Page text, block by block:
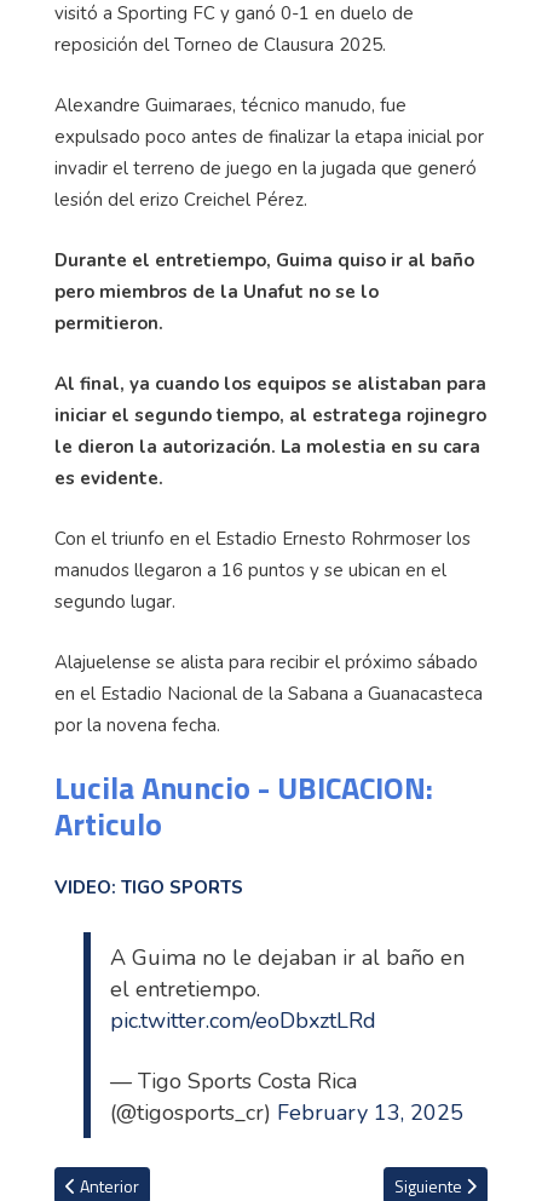
visitó a Sporting FC y ganó 0-1 en duelo de
reposición del Torneo de Clausura 2025.
Alexandre Guimaraes, técnico manudo, fue
expulsado poco antes de finalizar la etapa inicial por
invadir el terreno de juego en la jugada que generó
lesión del erizo Creichel Pérez.
Durante el entretiempo, Guima quiso ir al baño
pero miembros de la Unafut no se lo
permitieron.
Al final, ya cuando los equipos se alistaban para
iniciar el segundo tiempo, al estratega rojinegro
le dieron la autorización. La molestia en su cara
es evidente.
Con el triunfo en el Estadio Ernesto Rohrmoser los
manudos llegaron a 16 puntos y se ubican en el
segundo lugar.
Alajuelense se alista para recibir el próximo sábado
en el Estadio Nacional de la Sabana a Guanacasteca
por la novena fecha.
Lucila Anuncio - UBICACION:
Articulo
VIDEO: TIGO SPORTS
A Guima no le dejaban ir al baño en
el entretiempo.
pic.twitter.com/eoDbxztLRd
— Tigo Sports Costa Rica
(@tigosports_cr) February 13, 2025
Artículo anterior: Experimentado árbitro dirigirá duelo entre
Anterior Artículo siguiente:
Siguiente